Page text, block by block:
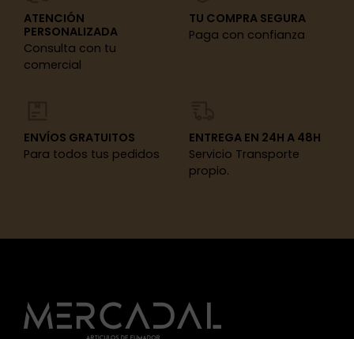
ATENCIÓN
PERSONALIZADA
Consulta con tu
comercial
TU COMPRA SEGURA
Paga con confianza
ENVÍOS GRATUITOS
Para todos tus pedidos
ENTREGA EN 24H A 48H
Servicio Transporte
propio.